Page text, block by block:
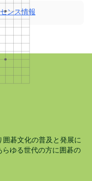
ンス情報
碁文化の普及と発展に
ゆる世代の方に囲碁の